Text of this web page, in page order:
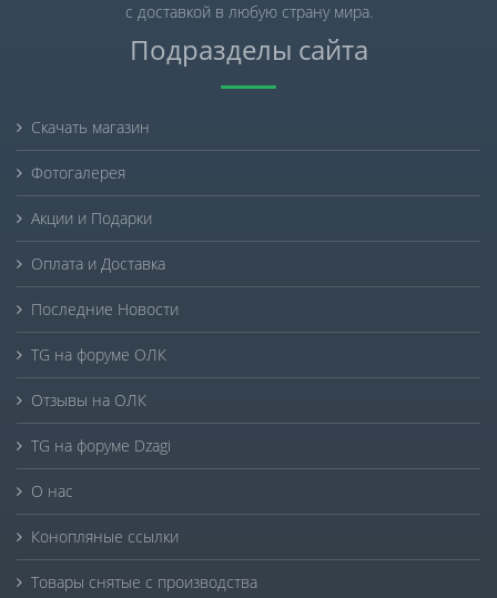
с доставкой в любую страну мира.
Подразделы сайта
Скачать магазин
Фотогалерея
Акции и Подарки
Оплата и Доставка
Последние Новости
TG на форуме ОЛК
Отзывы на ОЛК
TG на форуме Dzagi
О нас
Конопляные ссылки
Товары снятые с производства